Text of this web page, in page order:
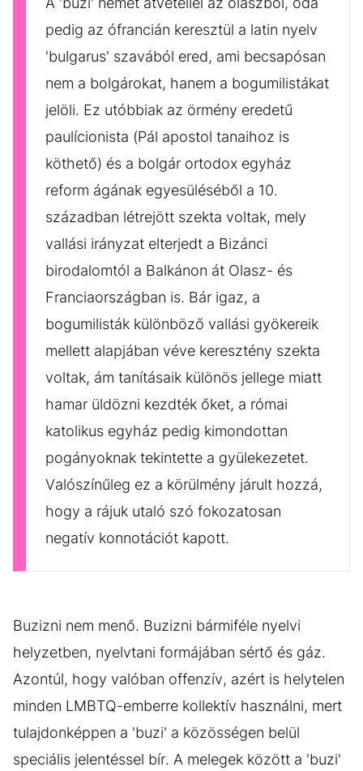
pedig az ófrancián keresztül a latin nyelv
'bulgarus' szavából ered, ami becsapósan
nem a bolgárokat, hanem a bogumilistákat
jelöli. Ez utóbbiak az örmény eredetű
paulícionista (Pál apostol tanaihoz is
köthető) és a bolgár ortodox egyház
reform ágának egyesüléséből a 10.
században létrejött szekta voltak, mely
vallási irányzat elterjedt a Bizánci
birodalomtól a Balkánon át Olasz- és
Franciaországban is. Bár igaz, a
bogumilisták különböző vallási gyökereik
mellett alapjában véve keresztény szekta
voltak, ám tanításaik különös jellege miatt
hamar üldözni kezdték őket, a római
katolikus egyház pedig kimondottan
pogányoknak tekintette a gyülekezetet.
Valószínűleg ez a körülmény járult hozzá,
hogy a rájuk utaló szó fokozatosan
negatív konnotációt kapott.
Buzizni nem menő. Buzizni bármiféle nyelvi
helyzetben, nyelvtani formájában sértő és gáz.
Azontúl, hogy valóban offenzív, azért is helytelen
minden LMBTQ-emberre kollektív használni, mert
tulajdonképpen a 'buzi' a közösségen belül
speciális jelentéssel bír. A melegek között a 'buzi'